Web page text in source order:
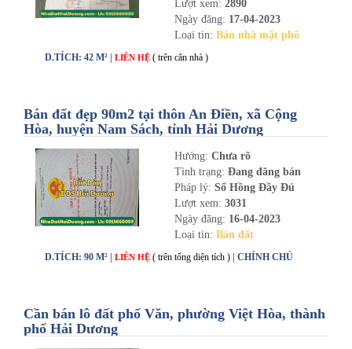
Lượt xem: 2890
Ngày đăng: 17-04-2023
Loại tin: Bán nhà mặt phố
D.TÍCH: 42 M² | LIÊN HỆ ( trên căn nhà )
Bán đất đẹp 90m2 tại thôn An Điền, xã Cộng
Hòa, huyện Nam Sách, tỉnh Hải Dương
Hướng: Chưa rõ
Tình trạng: Đang đăng bán
Pháp lý: Sổ Hồng Đầy Đủ
Lượt xem: 3031
Ngày đăng: 16-04-2023
Loại tin: Bán đất
D.TÍCH: 90 M² | LIÊN HỆ ( trên tổng diện tích ) | CHÍNH CHỦ
Cần bán lô đất phố Văn, phường Việt Hòa, thành
phố Hải Dương